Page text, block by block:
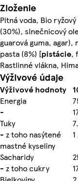
Zloženie
Pitná voda, Bio
(30%), slnečnicový
guarová guma,
pasta (8%) [pistácie,
Rastlinné vlákna,
Výživové údaje
Výživové hodnoty
Energia
-
Tuky
- z toho nasýtené
mastné kyseliny
Sacharidy
- z toho cukry